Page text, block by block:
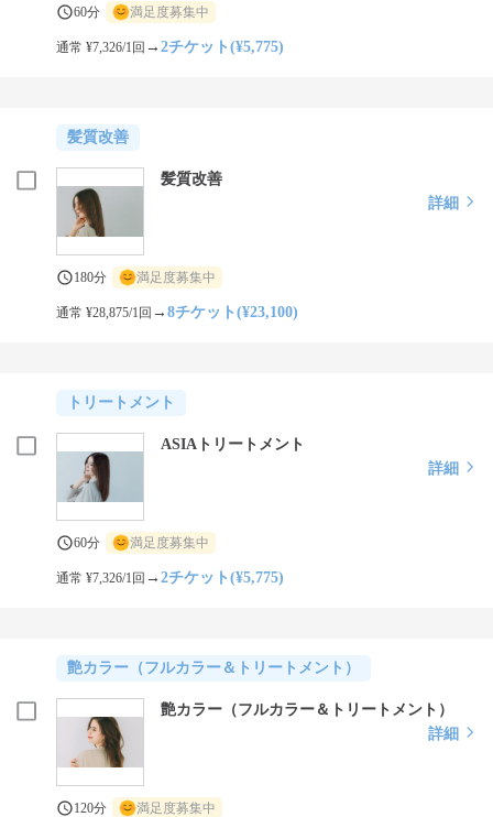
60分 満足度募集中
通常 ¥7,326/1回 →2チケット(¥5,775)
髪質改善
髪質改善
詳細
180分 満足度募集中
通常 ¥28,875/1回 →8チケット(¥23,100)
トリートメント
ASIAトリートメント
詳細
60分 満足度募集中
通常 ¥7,326/1回 →2チケット(¥5,775)
艶カラー（フルカラー＆トリートメント）
艶カラー（フルカラー＆トリートメント）
詳細
120分 満足度募集中